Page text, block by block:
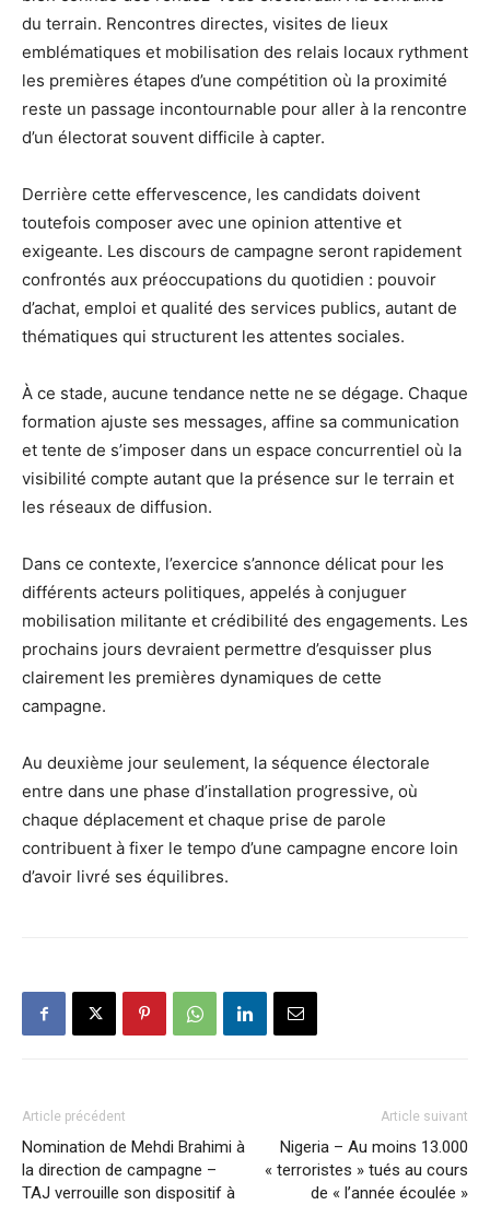
du terrain. Rencontres directes, visites de lieux
emblématiques et mobilisation des relais locaux rythment
les premières étapes d’une compétition où la proximité
reste un passage incontournable pour aller à la rencontre
d’un électorat souvent difficile à capter.
Derrière cette effervescence, les candidats doivent
toutefois composer avec une opinion attentive et
exigeante. Les discours de campagne seront rapidement
confrontés aux préoccupations du quotidien : pouvoir
d’achat, emploi et qualité des services publics, autant de
thématiques qui structurent les attentes sociales.
À ce stade, aucune tendance nette ne se dégage. Chaque
formation ajuste ses messages, affine sa communication
et tente de s’imposer dans un espace concurrentiel où la
visibilité compte autant que la présence sur le terrain et
les réseaux de diffusion.
Dans ce contexte, l’exercice s’annonce délicat pour les
différents acteurs politiques, appelés à conjuguer
mobilisation militante et crédibilité des engagements. Les
prochains jours devraient permettre d’esquisser plus
clairement les premières dynamiques de cette
campagne.
Au deuxième jour seulement, la séquence électorale
entre dans une phase d’installation progressive, où
chaque déplacement et chaque prise de parole
contribuent à fixer le tempo d’une campagne encore loin
d’avoir livré ses équilibres.
Article précédent
Nomination de Mehdi Brahimi à
la direction de campagne –
TAJ verrouille son dispositif à
Article suivant
Nigeria – Au moins 13.000
« terroristes » tués au cours
de « l’année écoulée »